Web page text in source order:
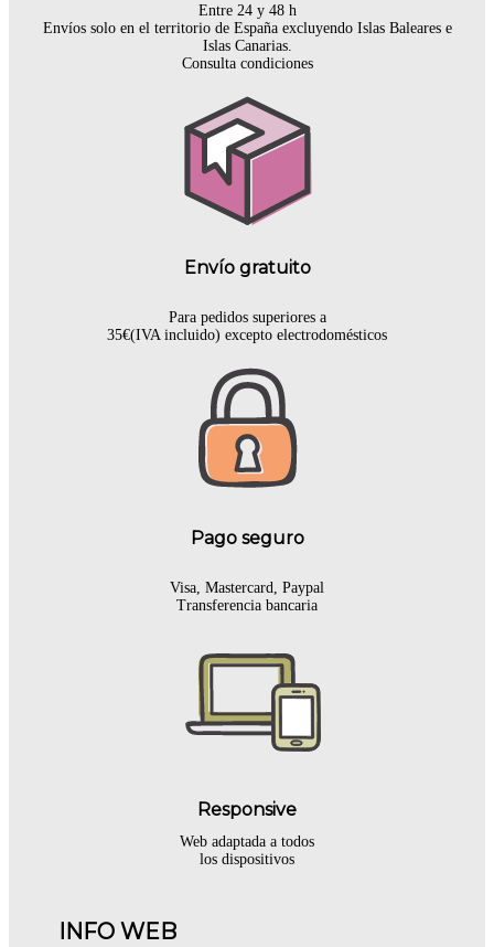
Entre 24 y 48 h
Envíos solo en el territorio de España excluyendo Islas Baleares e
Islas Canarias.
Consulta condiciones
Envío gratuito
Para pedidos superiores a
35€(IVA incluido) excepto electrodomésticos
Pago seguro
Visa, Mastercard, Paypal
Transferencia bancaria
Responsive
Web adaptada a todos
los dispositivos
INFO WEB